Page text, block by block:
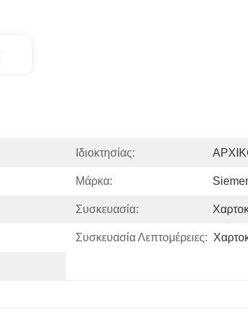
Ιδιοκτησίας:
Μάρκα:
Συσκευασία:
Συσκευασία Λεπτομέρειες: